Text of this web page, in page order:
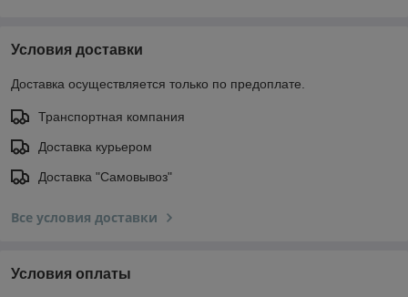
Условия доставки
Доставка осуществляется только по предоплате.
Транспортная компания
Доставка курьером
Доставка "Самовывоз"
Все условия доставки
Условия оплаты